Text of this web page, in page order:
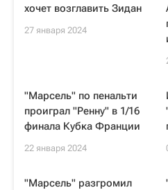
хочет возглавить Зидан
27 января 2024
"Марсель" по пенальти
проиграл "Ренну" в 1/16
финала Кубка Франции
22 января 2024
"Марсель" разгромил